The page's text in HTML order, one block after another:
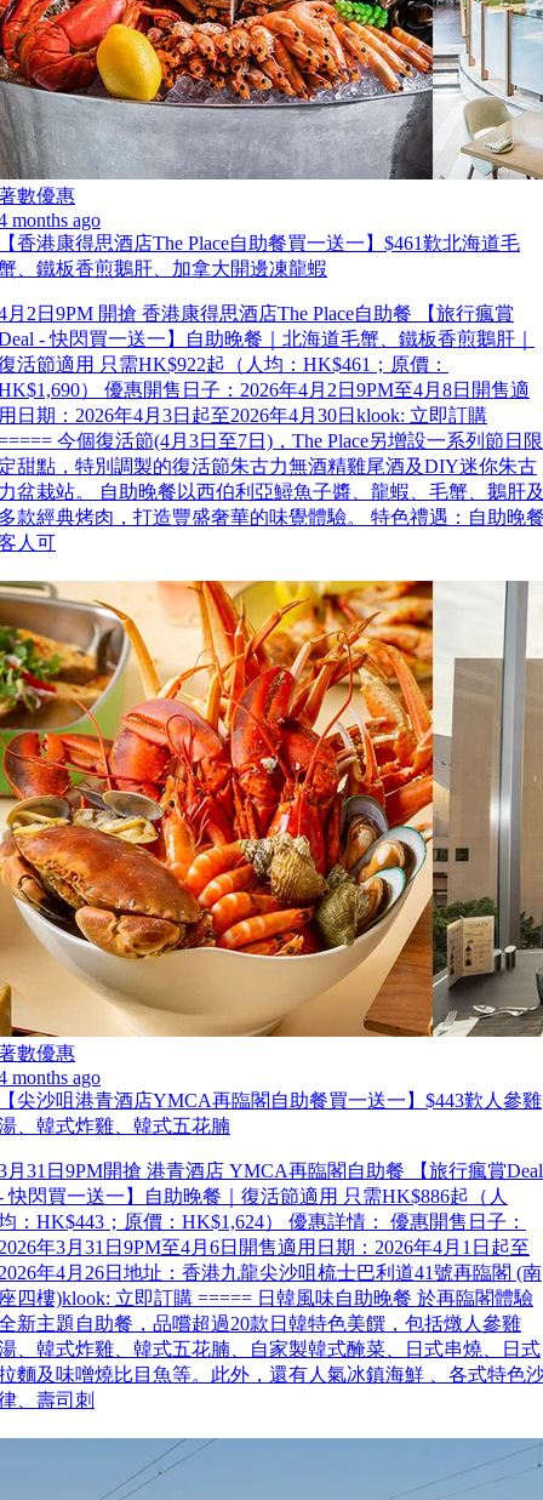
數優惠
months ago
香港康得思酒店The Place自助餐買一送一】$461歎北海道毛
、鐵板香煎鵝肝、加拿大開邊凍龍蝦
月2日9PM 開搶 香港康得思酒店The Place自助餐 【旅行瘋賞
- 快閃買一送一】自助晚餐｜北海道毛蟹、鐵板香煎鵝肝｜
活節適用 只需HK$922起（人均：HK$461；原價：
） 優惠開售日子：2026年4月2日9PM至4月8日開售適
日期：2026年4月3日起至2026年4月30日klook: 立即訂購
今個復活節(4月3日至7日)，The Place另增設一系列節日限
甜點，特別調製的復活節朱古力無酒精雞尾酒及DIY迷你朱古
盆栽站。 自助晚餐以西伯利亞鱘魚子醬、龍蝦、毛蟹、鵝肝
款經典烤肉，打造豐盛奢華的味覺體驗。 特色禮遇：自助晚
人可
數優惠
months ago
尖沙咀港青酒店YMCA再臨閣自助餐買一送一】$443歎人參雞
、韓式炸雞、韓式五花腩
月31日9PM開搶 港青酒店 YMCA再臨閣自助餐 【旅行瘋賞Deal
快閃買一送一】自助晚餐｜復活節適用 只需HK$886起（人
：HK$443；原價：HK$1,624） 優惠詳情： 優惠開售日子：
年3月31日9PM至4月6日開售適用日期：2026年4月1日起至
年4月26日地址：香港九龍尖沙咀梳士巴利道41號再臨閣 (南
四樓)klook: 立即訂購 ===== 日韓風味自助晚餐 於再臨閣體驗
新主題自助餐，品嚐超過20款日韓特色美饌，包括燉人參雞
、韓式炸雞、韓式五花腩、自家製韓式醃菜、日式串燒、日式
麵及味噌燒比目魚等。此外，還有人氣冰鎮海鮮 、各式特色
、壽司刺